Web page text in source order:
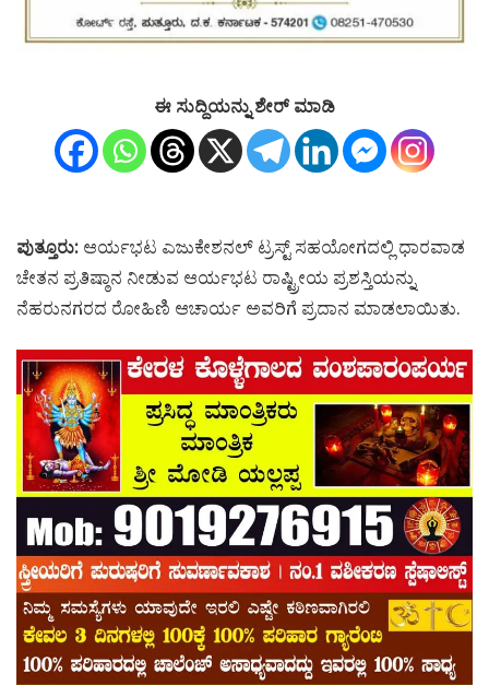
ಈ ಸುದ್ದಿಯನ್ನು ಶೇರ್ ಮಾಡಿ
ಪುತ್ತೂರು:ಆರ್ಯಭಟ ಎಜುಕೇಶನಲ್ ಟ್ರಸ್ಟ್ ಸಹಯೋಗದಲ್ಲಿ ಧಾರವಾಡ
ಚೇತನ ಪ್ರತಿಷ್ಠಾನ ನೀಡುವ ಆರ್ಯಭಟ ರಾಷ್ಟ್ರೀಯ ಪ್ರಶಸ್ತಿಯನ್ನು
ನೆಹರುನಗರದ ರೋಹಿಣಿ ಆಚಾರ್ಯ ಅವರಿಗೆ ಪ್ರದಾನ ಮಾಡಲಾಯಿತು.